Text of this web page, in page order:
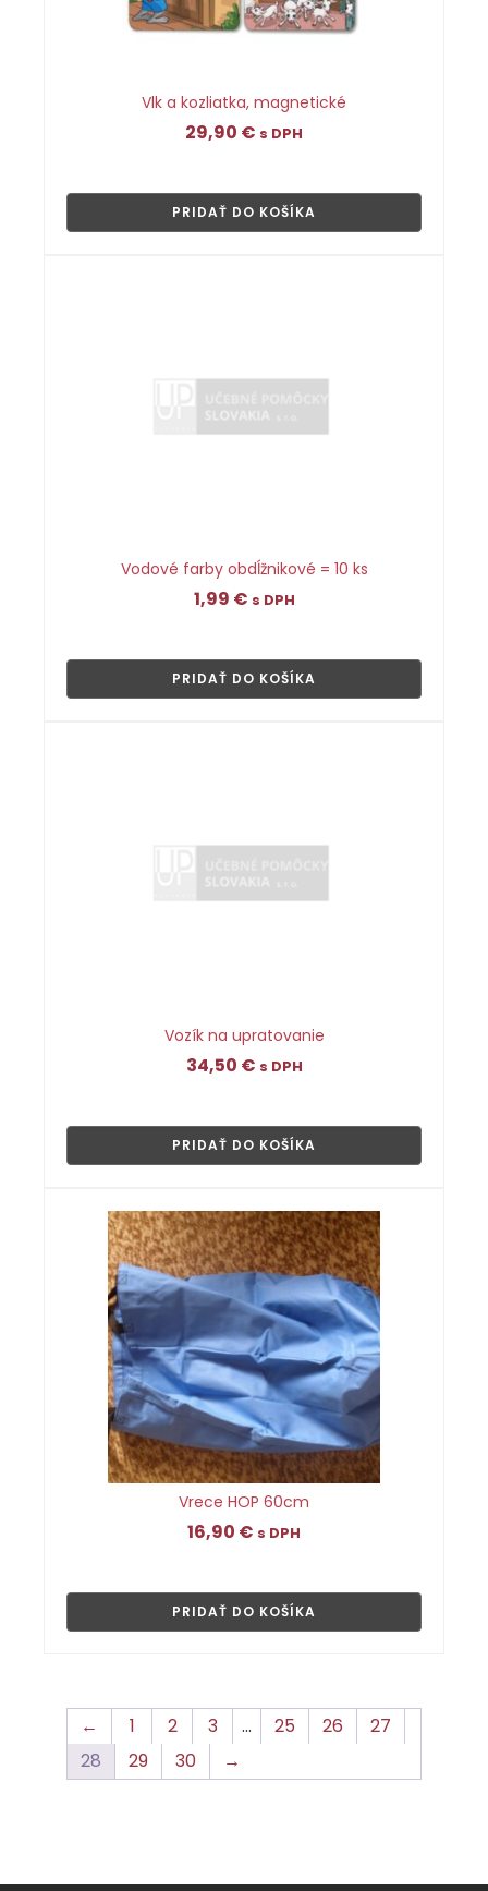
Vlk a kozliatka, magnetické
29,90 € s DPH
PRIDAŤ DO KOŠÍKA
Vodové farby obdĺžnikové = 10 ks
1,99 € s DPH
PRIDAŤ DO KOŠÍKA
Vozík na upratovanie
34,50 € s DPH
PRIDAŤ DO KOŠÍKA
Vrece HOP 60cm
16,90 € s DPH
PRIDAŤ DO KOŠÍKA
← 1 2 3 … 25 26
27
28
29 30 →